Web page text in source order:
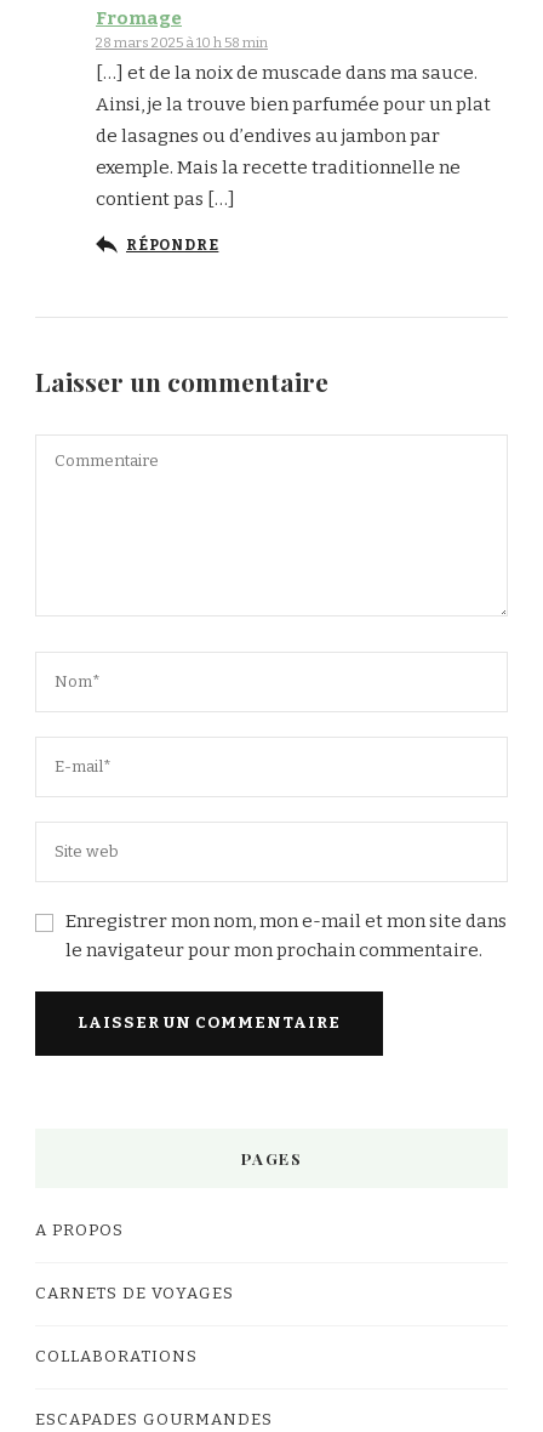
Fromage
28 mars 2025 à 10 h 58 min
[…] et de la noix de muscade dans ma sauce.
Ainsi, je la trouve bien parfumée pour un plat
de lasagnes ou d’endives au jambon par
exemple. Mais la recette traditionnelle ne
contient pas […]
RÉPONDRE
Laisser un commentaire
Enregistrer mon nom, mon e-mail et mon site dans
le navigateur pour mon prochain commentaire.
PAGES
A PROPOS
CARNETS DE VOYAGES
COLLABORATIONS
ESCAPADES GOURMANDES